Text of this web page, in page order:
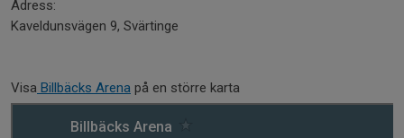
Adress:
Kaveldunsvägen 9, Svärtinge
Visa Billbäcks Arena på en större karta